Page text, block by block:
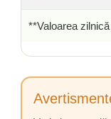
**Valoarea